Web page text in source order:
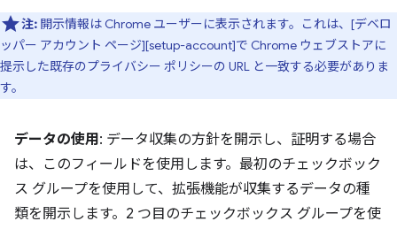
注: 開示情報は Chrome ユーザーに表示されます。これは、[デベロ
ッパー アカウント ページ][setup-account]で Chrome ウェブストアに
提示した既存のプライバシー ポリシーの URL と一致する必要がありま
す。
データの使用: データ収集の方針を開示し、証明する場合
は、このフィールドを使用します。最初のチェックボック
ス グループを使用して、拡張機能が収集するデータの種
類を開示します。2 つ目のチェックボックス グループを使